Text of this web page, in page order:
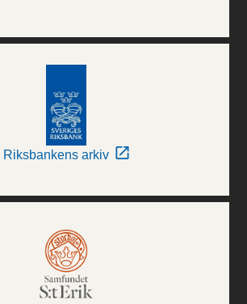
Riksbankens arkiv